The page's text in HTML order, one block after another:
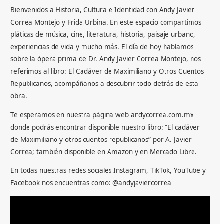
Bienvenidos a Historia, Cultura e Identidad con Andy Javier
Correa Montejo y Frida Urbina. En este espacio compartimos
pláticas de música, cine, literatura, historia, paisaje urbano,
experiencias de vida y mucho más. El día de hoy hablamos
sobre la ópera prima de Dr. Andy Javier Correa Montejo, nos
referimos al libro: El Cadáver de Maximiliano y Otros Cuentos
Republicanos, acompáñanos a descubrir todo detrás de esta
obra.
Te esperamos en nuestra página web andycorrea.com.mx
donde podrás encontrar disponible nuestro libro: “El cadáver
de Maximiliano y otros cuentos republicanos” por A. Javier
Correa; también disponible en Amazon y en Mercado Libre.
En todas nuestras redes sociales Instagram, TikTok, YouTube y
Facebook nos encuentras como: @andyjaviercorrea